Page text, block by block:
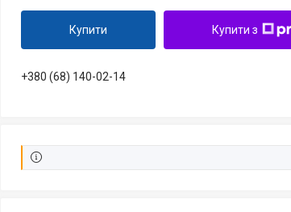
Купити Купити з
+380 (68) 140-02-14